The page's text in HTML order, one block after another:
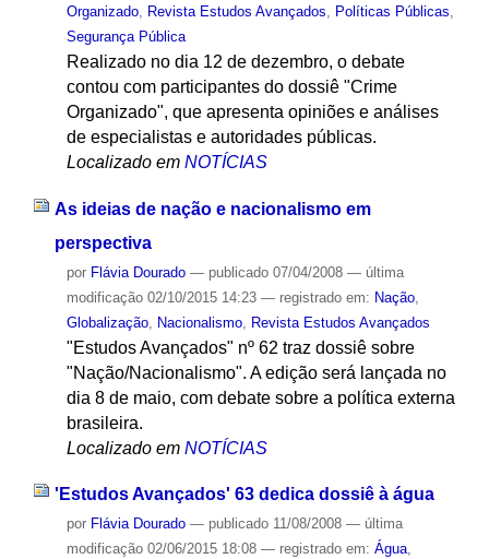
Organizado, Revista Estudos Avançados, Políticas Públicas,
Segurança Pública
Realizado no dia 12 de dezembro, o debate
contou com participantes do dossiê "Crime
Organizado", que apresenta opiniões e análises
de especialistas e autoridades públicas.
Localizado em NOTÍCIAS
As ideias de nação e nacionalismo em
perspectiva
por Flávia Dourado — publicado07/04/2008 — última
modificação02/10/2015 14:23 — registrado em: Nação,
Globalização, Nacionalismo, Revista Estudos Avançados
"Estudos Avançados" nº 62 traz dossiê sobre
"Nação/Nacionalismo". A edição será lançada no
dia 8 de maio, com debate sobre a política externa
brasileira.
Localizado em NOTÍCIAS
'Estudos Avançados' 63 dedica dossiê à água
por Flávia Dourado — publicado11/08/2008 — última
modificação02/06/2015 18:08 — registrado em: Água,